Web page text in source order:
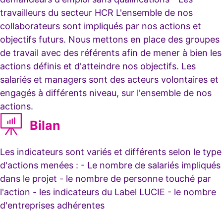
travailleurs du secteur HCR L'ensemble de nos
collaborateurs sont impliqués par nos actions et
objectifs futurs. Nous mettons en place des groupes
de travail avec des référents afin de mener à bien les
actions définis et d'atteindre nos objectifs. Les
salariés et managers sont des acteurs volontaires et
engagés à différents niveau, sur l'ensemble de nos
actions.
Bilan
Les indicateurs sont variés et différents selon le type
d'actions menées : - Le nombre de salariés impliqués
dans le projet - le nombre de personne touché par
l'action - les indicateurs du Label LUCIE - le nombre
d'entreprises adhérentes